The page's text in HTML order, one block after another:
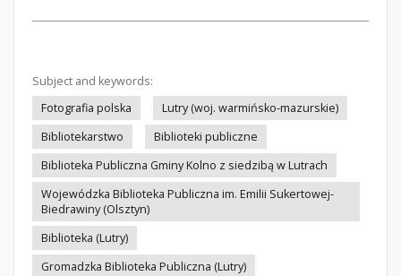
Subject and keywords:
Fotografia polska
Lutry (woj. warmińsko-mazurskie)
Bibliotekarstwo
Biblioteki publiczne
Biblioteka Publiczna Gminy Kolno z siedzibą w Lutrach
Wojewódzka Biblioteka Publiczna im. Emilii Sukertowej-
Biedrawiny (Olsztyn)
Biblioteka (Lutry)
Gromadzka Biblioteka Publiczna (Lutry)